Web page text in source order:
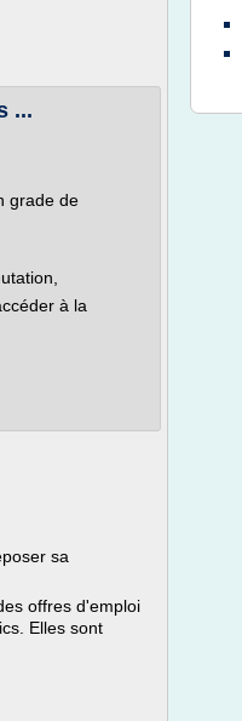
...
grade de
à la
sa
offres d'emploi
Elles sont